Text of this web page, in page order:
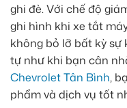
ghi đè. Với chế độ
ghi hình khi xe tắt
không bỏ lỡ bất kỳ
tự như khi bạn cân
Chevrolet Tân Bình,
phẩm và dịch vụ tốt